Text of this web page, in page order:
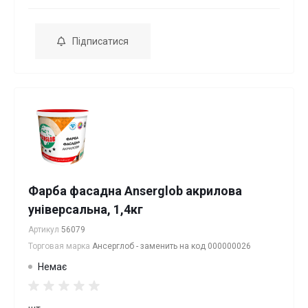
Підписатися
Фарба фасадна Anserglob акрилова
універсальна, 1,4кг
Артикул 56079
Торговая марка Ансерглоб - заменить на код 000000026
Немає